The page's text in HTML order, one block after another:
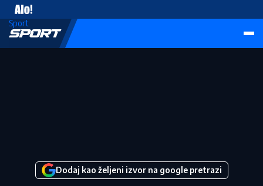
Vesti
Sport
Dodaj kao željeni izvor na google pretrazi